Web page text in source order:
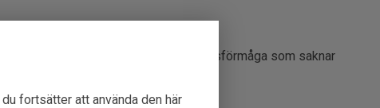
fortsätter att använda den här
med hållbarhet och anpassningsförmåga som saknar